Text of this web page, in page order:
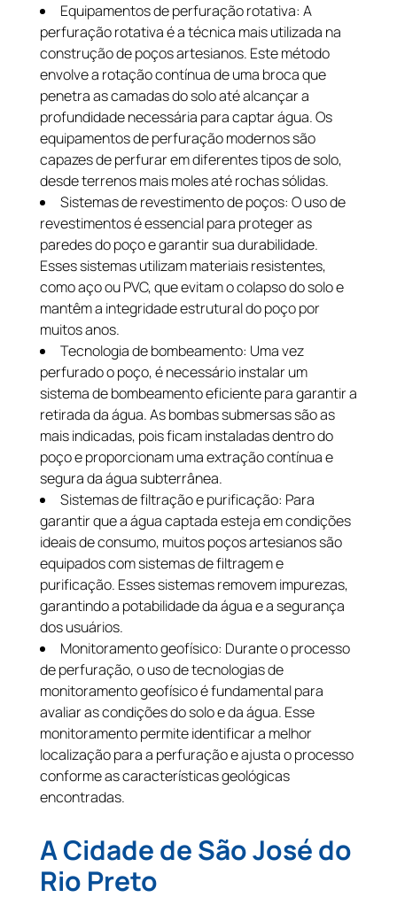
Equipamentos de perfuração rotativa: A
perfuração rotativa é a técnica mais utilizada na
construção de poços artesianos. Este método
envolve a rotação contínua de uma broca que
penetra as camadas do solo até alcançar a
profundidade necessária para captar água. Os
equipamentos de perfuração modernos são
capazes de perfurar em diferentes tipos de solo,
desde terrenos mais moles até rochas sólidas.
Sistemas de revestimento de poços: O uso de
revestimentos é essencial para proteger as
paredes do poço e garantir sua durabilidade.
Esses sistemas utilizam materiais resistentes,
como aço ou PVC, que evitam o colapso do solo e
mantêm a integridade estrutural do poço por
muitos anos.
Tecnologia de bombeamento: Uma vez
perfurado o poço, é necessário instalar um
sistema de bombeamento eficiente para garantir a
retirada da água. As bombas submersas são as
mais indicadas, pois ficam instaladas dentro do
poço e proporcionam uma extração contínua e
segura da água subterrânea.
Sistemas de filtração e purificação: Para
garantir que a água captada esteja em condições
ideais de consumo, muitos poços artesianos são
equipados com sistemas de filtragem e
purificação. Esses sistemas removem impurezas,
garantindo a potabilidade da água e a segurança
dos usuários.
Monitoramento geofísico: Durante o processo
de perfuração, o uso de tecnologias de
monitoramento geofísico é fundamental para
avaliar as condições do solo e da água. Esse
monitoramento permite identificar a melhor
localização para a perfuração e ajusta o processo
conforme as características geológicas
encontradas.
A Cidade de São José do
Rio Preto